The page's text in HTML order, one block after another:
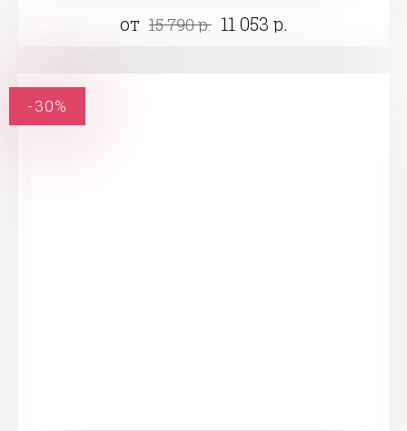
от 15 790 р. 11 053 р.
-30%